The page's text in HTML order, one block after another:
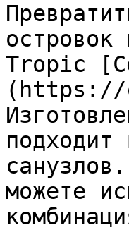
островок
Tropic
(https://
можете